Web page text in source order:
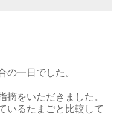
の一日でした。
摘をいただきました。
いるたまごと比較して